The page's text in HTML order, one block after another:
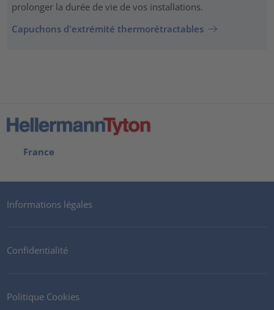
prolonger la durée de vie de vos installations.
Capuchons d'extrémité thermorétractables
France
Informations légales
Confidentialité
Politique Cookies